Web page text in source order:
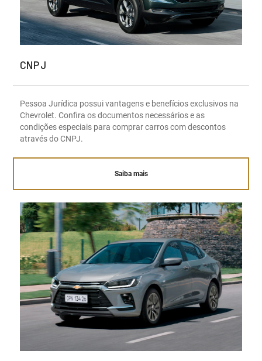
CNPJ
Pessoa Jurídica possui vantagens e benefícios exclusivos na
Chevrolet. Confira os documentos necessários e as
condições especiais para comprar carros com descontos
através do CNPJ.
Saiba mais